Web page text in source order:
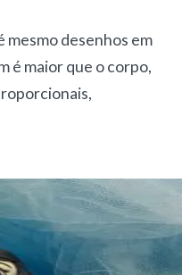
mesmo desenhos em
é maior que o corpo,